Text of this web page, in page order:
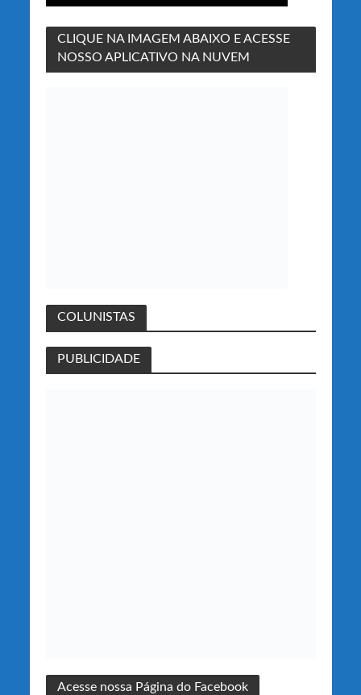
CLIQUE NA IMAGEM ABAIXO E ACESSE
NOSSO APLICATIVO NA NUVEM
COLUNISTAS
PUBLICIDADE
Acesse nossa Página do Facebook